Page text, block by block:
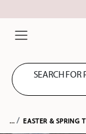
SEARCH FOR
... EASTER & SPRING